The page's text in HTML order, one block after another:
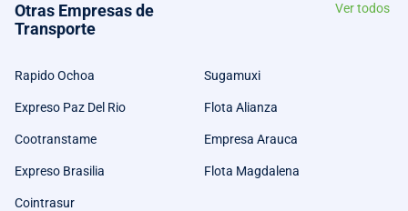
Otras Empresas de
Transporte
Ver todos
Rapido Ochoa Sugamuxi
Expreso Paz Del Rio Flota Alianza
Cootranstame Empresa Arauca
Expreso Brasilia Flota Magdalena
Cointrasur